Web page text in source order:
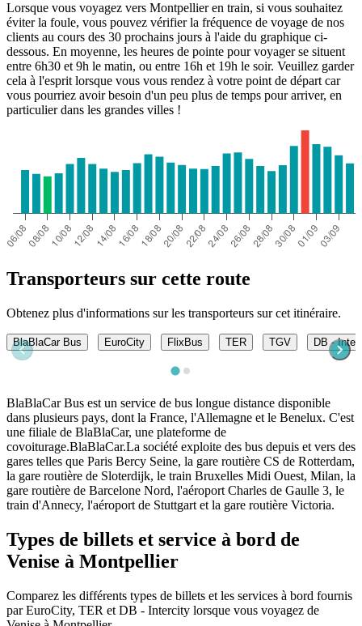
Lorsque vous voyagez vers Montpellier en train, si vous souhaitez
éviter la foule, vous pouvez vérifier la fréquence de voyage de nos
clients au cours des 30 prochains jours à l'aide du graphique ci-
dessous. En moyenne, les heures de pointe pour voyager se situent
entre 6h30 et 9h le matin, ou entre 16h et 19h le soir. Veuillez garder
cela à l'esprit lorsque vous vous rendez à votre point de départ car
vous pourriez avoir besoin d'un peu plus de temps pour arriver, en
particulier dans les grandes villes !
Transporteurs sur cette route
Obtenez plus d'informations sur les transporteurs sur cet itinéraire.
BlaBlaCar Bus EuroCity FlixBus TER TGV DB -
BlaBlaCar Bus est un service de bus longue distance disponible
dans plusieurs pays, dont la France, l'Allemagne et le Benelux. C'est
une filiale de BlaBlaCar, une plateforme de
covoiturage.BlaBlaCar.La société exploite des bus depuis et vers des
gares telles que Paris Bercy Seine, la gare routière CS de Rotterdam,
la gare routière de Sloterdijk, le train Bruxelles Midi Ouest, Milan, la
gare routière de Barcelone Nord, l'aéroport Charles de Gaulle 3, le
train d'Annecy, l'aéroport de Stuttgart et la gare routière Victoria.
Types de billets et service à bord de
Venise à Montpellier
Comparez les différents types de billets et les services à bord fournis
par EuroCity, TER et DB - Intercity lorsque vous voyagez de